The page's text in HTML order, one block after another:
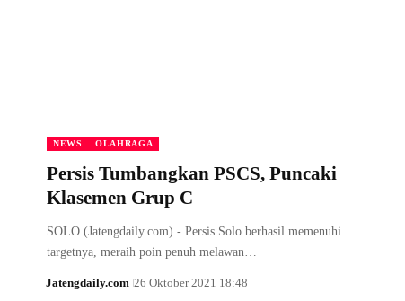
NEWS OLAHRAGA
Persis Tumbangkan PSCS, Puncaki
Klasemen Grup C
SOLO (Jatengdaily.com) - Persis Solo berhasil memenuhi
targetnya, meraih poin penuh melawan…
Jatengdaily.com 26 Oktober 2021 18:48